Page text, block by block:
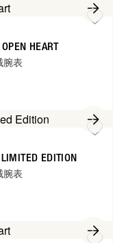
HEART
腕表
EDITION
腕表